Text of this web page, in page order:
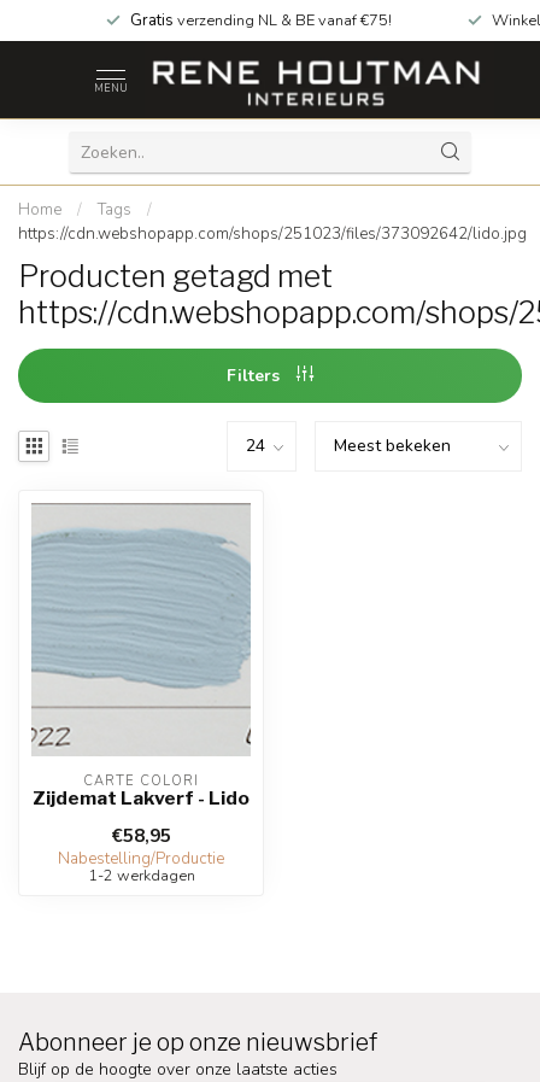
Gratis verzending NL & BE vanaf €75!
MENU
Home / Tags
/
https://cdn.webshopapp.com/shops/251023/files/373092642/lido.jpg
Producten getagd met
https://cdn.webshopapp.com/
Filters
CARTE COLORI
Zijdemat Lakverf - Lido
€58,95
Nabestelling/Productie
1-2 werkdagen
Abonneer je op onze nieuwsbrief
Blijf op de hoogte over onze laatste acties